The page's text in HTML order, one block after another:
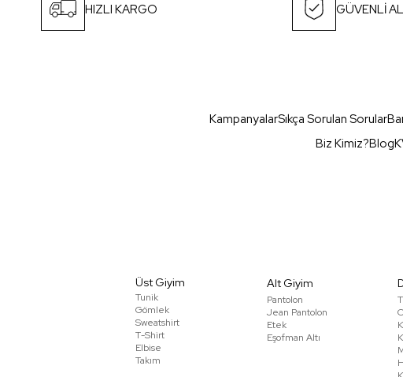
HIZLI KARGO GÜVENLİ
KampanyalarSıkça Sorulan Sorular
Biz Kimiz?Blog
Üst Giyim
Tunik
Gömlek
Sweatshirt
T-Shirt
Elbise
Takım
Alt Giyim
Pantolon
Jean Pantolon
Etek
Eşofman Altı